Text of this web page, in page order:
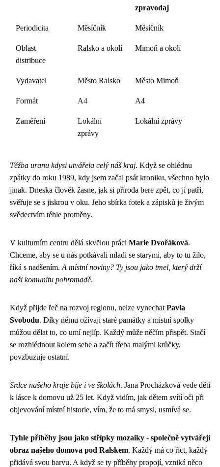
zpravodaj
Periodicita Měsíčník Měsíčník
Oblast
distribuce
Ralsko a okolí Mimoň a okolí
Vydavatel Město Ralsko Město Mimoň
Formát A4 A4
Zaměření
Lokální
zprávy
Lokální zprávy
Těžba uranu kdysi utvářela celý náš kraj. Když se ohlédnu
zpátky do roku 1989, kdy jsem začal psát kroniku, všechno bylo
jinak. Dneska člověk žasne, jak si příroda bere zpět, co jí patří,
svěřuje se s jiskrou v oku. Jeho sbírka fotek a zápisků je živým
svědectvím téhle proměny.
V kulturním centru dělá skvělou práci Marie Dvořáková.
Chceme, aby se u nás potkávali mladí se starými, aby to tu žilo,
říká s nadšením. A místní noviny? Ty jsou jako tmel, který drží
naši komunitu pohromadě.
Když přijde řeč na rozvoj regionu, nelze vynechat Pavla
Svobodu. Díky němu ožívají staré památky a místní spolky
můžou dělat to, co umí nejlíp. Každý může něčím přispět. Stačí
se rozhlédnout kolem sebe a začít třeba malými krůčky,
povzbuzuje ostatní.
Srdce našeho kraje bije i ve školách. Jana Procházková vede děti
k lásce k domovu už 25 let. Když vidím, jak dětem svítí oči při
objevování místní historie, vím, že to má smysl, usmívá se.
Tyhle příběhy jsou jako střípky mozaiky - společně vytvářejí
obraz našeho domova pod Ralskem. Každý má co říct, každý
přidává svou barvu. A když se ty příběhy propojí, vzniká něco